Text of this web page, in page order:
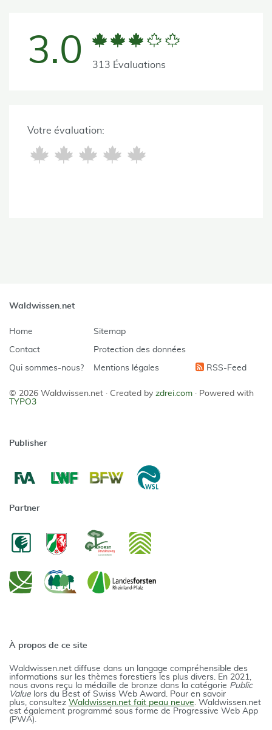
3.0 313 Évaluations
Votre évaluation:
Waldwissen.net
Home
Contact
Qui sommes-nous?
Sitemap
Protection des données
Mentions légales RSS-Feed
© 2026 Waldwissen.net · Created by zdrei.com · Powered with
TYPO3
Publisher
Partner
À propos de ce site
Waldwissen.net diffuse dans un langage compréhensible des
informations sur les thèmes forestiers les plus divers. En 2021,
nous avons reçu la médaille de bronze dans la catégorie Public
Value lors du Best of Swiss Web Award. Pour en savoir
plus, consultez Waldwissen.net fait peau neuve. Waldwissen.net
est également programmé sous forme de Progressive Web App
(PWA).